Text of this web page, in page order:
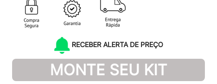
RECEBER ALERTA DE PREÇO
MONTE SEU KIT